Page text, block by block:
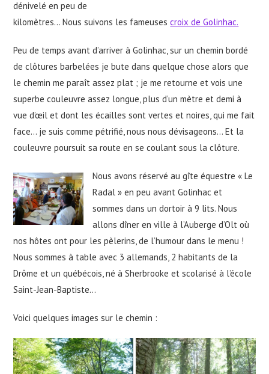
dénivelé en peu de
kilomètres… Nous suivons les fameusescroix de Golinhac.
Peu de temps avant d’arriver à Golinhac, sur un chemin bordé
de clôtures barbelées je bute dans quelque chose alors que
le chemin me paraît assez plat ; je me retourne et vois une
superbe couleuvre assez longue, plus d’un mètre et demi à
vue d’œil et dont les écailles sont vertes et noires, qui me fait
face… je suis comme pétrifié, nous nous dévisageons… Et la
couleuvre poursuit sa route en se coulant sous la clôture.
Nous avons réservé au gîte équestre « Le
Radal » en peu avant Golinhac et
sommes dans un dortoir à 9 lits. Nous
allons dîner en ville à l’Auberge d’Olt où
nos hôtes ont pour les pèlerins, de l’humour dans le menu !
Nous sommes à table avec 3 allemands, 2 habitants de la
Drôme et un québécois, né à Sherbrooke et scolarisé à l’école
Saint-Jean-Baptiste…
Voici quelques images sur le chemin :